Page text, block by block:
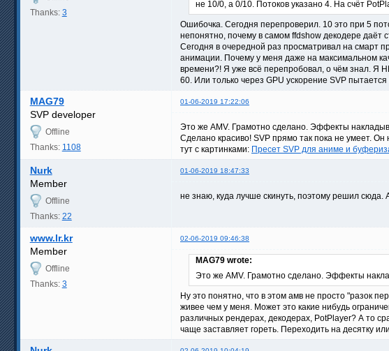
Thanks: 3
не 10/0, а 0/10. Потоков указано 4. На счёт
Ошибочка. Сегодня перепроверил. 10 это при 5
непонятно, почему в самом ffdshow декодере даёт
Сегодня в очередной раз просматривал на смарт
анимации. Почему у меня даже на максимальном
времени?! Я уже всё перепробовал, о чём знал. Я
60. Или только через GPU ускорение SVP
MAG79 01-06-2019 17:22:06
SVP developer
Offline
Thanks: 1108
Это же AMV. Грамотно сделано. Эффекты
Сделано красиво! SVP прямо так пока не умеет.
тут с картинками: Пресет SVP для аниме и
Nurk 01-06-2019 18:47:33
Member
Offline
Thanks: 22
не знаю, куда лучше скинуть, поэтому решил
www.lr.kr 02-06-2019 09:46:38
Member
Offline
Thanks: 3
MAG79 wrote:
Это же AMV. Грамотно сделано. Эффекты
Ну это понятно, что в этом амв не просто "разок
живее чем у меня. Может это какие нибудь
различных рендерах, декодерах, PotPlayer? А то
чаще заставляет гореть. Переходить на десятку